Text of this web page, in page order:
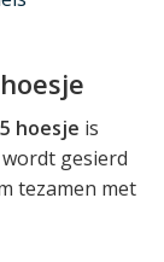
hoesje is
gesierd
tezamen met